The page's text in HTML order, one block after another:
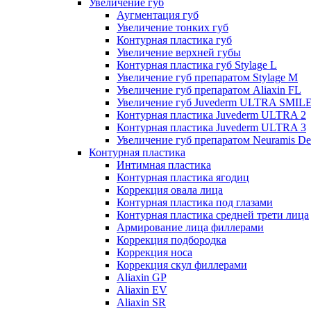
Увеличение губ
Аугментация губ
Увеличение тонких губ
Контурная пластика губ
Увеличение верхней губы
Контурная пластика губ Stylage L
Увеличение губ препаратом Stylage M
Увеличение губ препаратом Aliaxin FL
Увеличение губ Juvederm ULTRA
Контурная пластика Juvederm ULTRA 2
Контурная пластика Juvederm ULTRA 3
Увеличение губ препаратом Neuramis
Контурная пластика
Интимная пластика
Контурная пластика ягодиц
Коррекция овала лица
Контурная пластика под глазами
Контурная пластика средней трети лица
Армирование лица филлерами
Коррекция подбородка
Коррекция носа
Коррекция скул филлерами
Aliaxin GP
Aliaxin EV
Aliaxin SR